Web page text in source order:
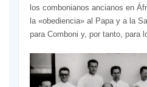
los combonianos ancianos en
la «obediencia» al Papa y a la
para Comboni y, por tanto, para